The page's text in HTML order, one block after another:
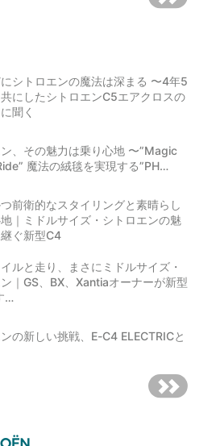
シトロエンの魔法は深まる 〜4年5
にしたシトロエンC5エアクロスの
聞く
、その魅力は乗り心地 〜”Magic
魔法の絨毯を実現する”PH…
前衛的なスタイリングと素晴らし
｜ミドルサイズ・シトロエンの魅
ぐ新型C4
ルと走り、まさにミドルサイズ・
｜GS、BX、Xantiaオーナーが新型
…
の新しい挑戦、E-C4 ELECTRICと